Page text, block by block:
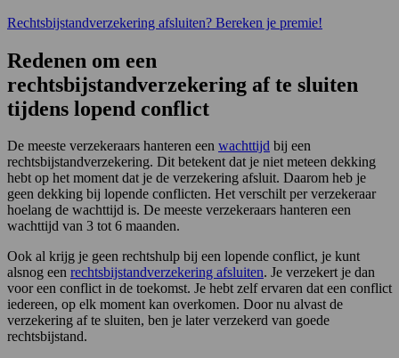
Rechtsbijstandverzekering afsluiten? Bereken je premie!
Redenen om een
rechtsbijstandverzekering af te sluiten
tijdens lopend conflict
De meeste verzekeraars hanteren een wachttijd bij een
rechtsbijstandverzekering. Dit betekent dat je niet meteen dekking
hebt op het moment dat je de verzekering afsluit. Daarom heb je
geen dekking bij lopende conflicten. Het verschilt per verzekeraar
hoelang de wachttijd is. De meeste verzekeraars hanteren een
wachttijd van 3 tot 6 maanden.
Ook al krijg je geen rechtshulp bij een lopende conflict, je kunt
alsnog een rechtsbijstandverzekering afsluiten. Je verzekert je dan
voor een conflict in de toekomst. Je hebt zelf ervaren dat een conflict
iedereen, op elk moment kan overkomen. Door nu alvast de
verzekering af te sluiten, ben je later verzekerd van goede
rechtsbijstand.